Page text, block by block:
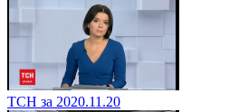
ТСН за 2020.11.20